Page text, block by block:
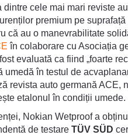
cele mai mari reviste
premium pe
că au o manevrabilitate
în colaborare cu Asociația
evaluată ca fiind „foarte
umedă în testul de
revista auto germană ACE,
etalonul în condiții umede.
Nokian Wetproof a
de testare TÜV SÜD